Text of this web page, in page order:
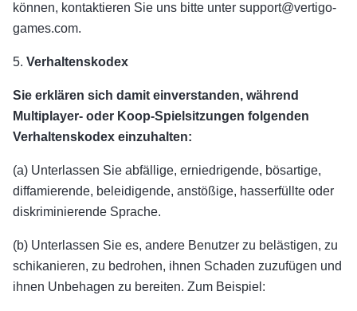
können, kontaktieren Sie uns bitte unter support@vertigo-
games.com.
5. Verhaltenskodex
Sie erklären sich damit einverstanden, während
Multiplayer- oder Koop-Spielsitzungen folgenden
Verhaltenskodex einzuhalten:
(a) Unterlassen Sie abfällige, erniedrigende, bösartige,
diffamierende, beleidigende, anstößige, hasserfüllte oder
diskriminierende Sprache.
(b) Unterlassen Sie es, andere Benutzer zu belästigen, zu
schikanieren, zu bedrohen, ihnen Schaden zuzufügen und
ihnen Unbehagen zu bereiten. Zum Beispiel: